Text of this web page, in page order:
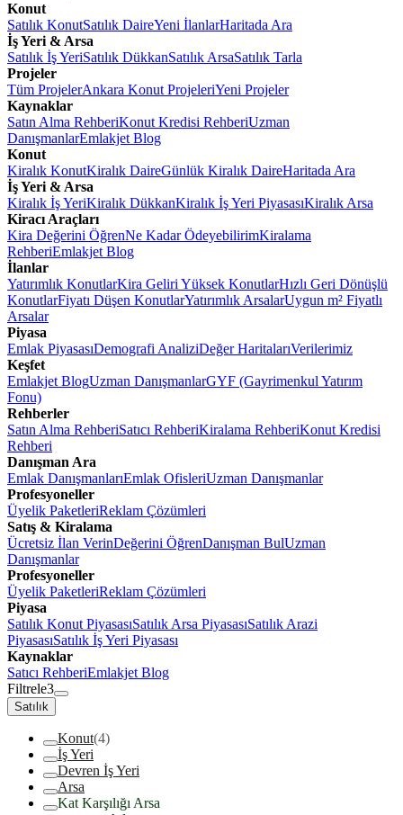
Konut
Satılık KonutSatılık DaireYeni İlanlarHaritada Ara
İş Yeri & Arsa
Satılık İş YeriSatılık DükkanSatılık ArsaSatılık Tarla
Projeler
Tüm ProjelerAnkara Konut ProjeleriYeni Projeler
Kaynaklar
Satın Alma RehberiKonut Kredisi RehberiUzman
DanışmanlarEmlakjet Blog
Konut
Kiralık KonutKiralık DaireGünlük Kiralık DaireHaritada Ara
İş Yeri & Arsa
Kiralık İş YeriKiralık DükkanKiralık İş Yeri PiyasasıKiralık Arsa
Kiracı Araçları
Kira Değerini ÖğrenNe Kadar ÖdeyebilirimKiralama
RehberiEmlakjet Blog
İlanlar
Yatırımlık KonutlarKira Geliri Yüksek KonutlarHızlı Geri Dönüşlü
KonutlarFiyatı Düşen KonutlarYatırımlık ArsalarUygun m² Fiyatlı
Arsalar
Piyasa
Emlak PiyasasıDemografi AnaliziDeğer HaritalarıVerilerimiz
Keşfet
Emlakjet BlogUzman DanışmanlarGYF (Gayrimenkul Yatırım
Fonu)
Rehberler
Satın Alma RehberiSatıcı RehberiKiralama RehberiKonut Kredisi
Rehberi
Danışman Ara
Emlak DanışmanlarıEmlak OfisleriUzman Danışmanlar
Profesyoneller
Üyelik PaketleriReklam Çözümleri
Satış & Kiralama
Ücretsiz İlan VerinDeğerini ÖğrenDanışman BulUzman
Danışmanlar
Profesyoneller
Üyelik PaketleriReklam Çözümleri
Piyasa
Satılık Konut PiyasasıSatılık Arsa PiyasasıSatılık Arazi
PiyasasıSatılık İş Yeri Piyasası
Kaynaklar
Satıcı RehberiEmlakjet Blog
Filtrele3
Satılık
Konut(4)
İş Yeri
Devren İş Yeri
Arsa
Kat Karşılığı Arsa